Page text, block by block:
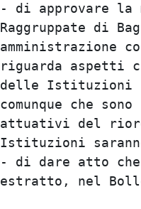
- di
Raggruppate
riguarda
delle Istituzioni
comunque
attuativi del
Istituzioni
- di dare atto